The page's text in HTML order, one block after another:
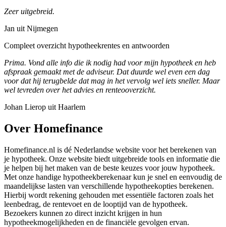
Zeer uitgebreid.
Jan uit Nijmegen
Compleet overzicht hypotheekrentes en antwoorden
Prima. Vond alle info die ik nodig had voor mijn hypotheek en heb
afspraak gemaakt met de adviseur. Dat duurde wel even een dag
voor dat hij terugbelde dat mag in het vervolg wel iets sneller. Maar
wel tevreden over het advies en renteooverzicht.
Johan Lierop uit Haarlem
Over Homefinance
Homefinance.nl is dé Nederlandse website voor het berekenen van
je hypotheek. Onze website biedt uitgebreide tools en informatie die
je helpen bij het maken van de beste keuzes voor jouw hypotheek.
Met onze handige hypotheekberekenaar kun je snel en eenvoudig de
maandelijkse lasten van verschillende hypotheekopties berekenen.
Hierbij wordt rekening gehouden met essentiële factoren zoals het
leenbedrag, de rentevoet en de looptijd van de hypotheek.
Bezoekers kunnen zo direct inzicht krijgen in hun
hypotheekmogelijkheden en de financiële gevolgen ervan.